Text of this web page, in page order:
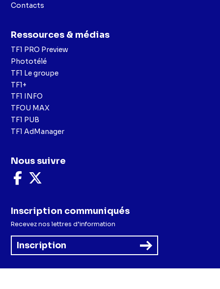
Contacts
Ressources & médias
TF1 PRO Preview
Phototélé
TF1 Le groupe
TF1+
TF1 INFO
TFOU MAX
TF1 PUB
TF1 AdManager
Nous suivre
Nous
suivre
Facebook
X
Inscription communiqués
Recevez nos lettres d’information
Inscription